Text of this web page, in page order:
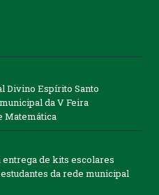
Divino Espírito Santo
da V Feira
Matemática
de kits escolares
da rede municipal